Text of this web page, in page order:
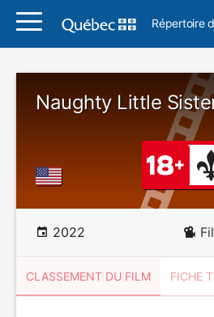
Répertoire
Naughty Little
2022
CLASSEMENT DU FILM FICHE